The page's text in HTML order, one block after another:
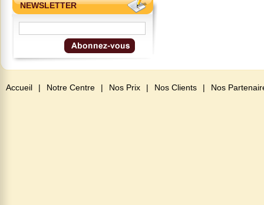
NEWSLETTER
Accueil | Notre Centre | Nos Prix | Nos Clients | Nos